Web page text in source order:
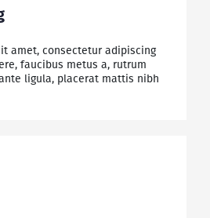
amet, consectetur adipiscing
faucibus metus a, rutrum
ligula, placerat mattis nibh